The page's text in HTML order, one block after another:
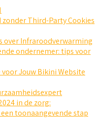
Third-Party Cookies
over Infraroodverwarming
ondernemer: tips voor
Jouw Bikini Website
in de zorg:
toonaangevende stap